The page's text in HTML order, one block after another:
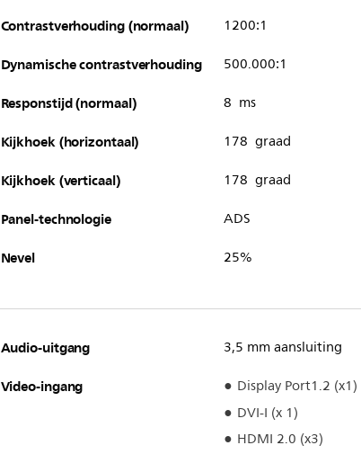
Contrastverhouding (normaal) 1200:1
Dynamische contrastverhouding 500.000:1
Responstijd (normaal) 8 ms
Kijkhoek (horizontaal) 178 graad
Kijkhoek (verticaal) 178 graad
Panel-technologie ADS
Nevel 25%
Audio-uitgang 3,5 mm aansluiting
Video-ingang
Display Port1.2 (x1)
DVI-I (x 1)
HDMI 2.0 (x3)